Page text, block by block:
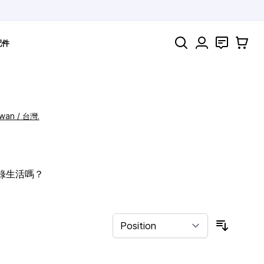
件 Search 聯絡 購物車
/ 台灣.
生活嗎？